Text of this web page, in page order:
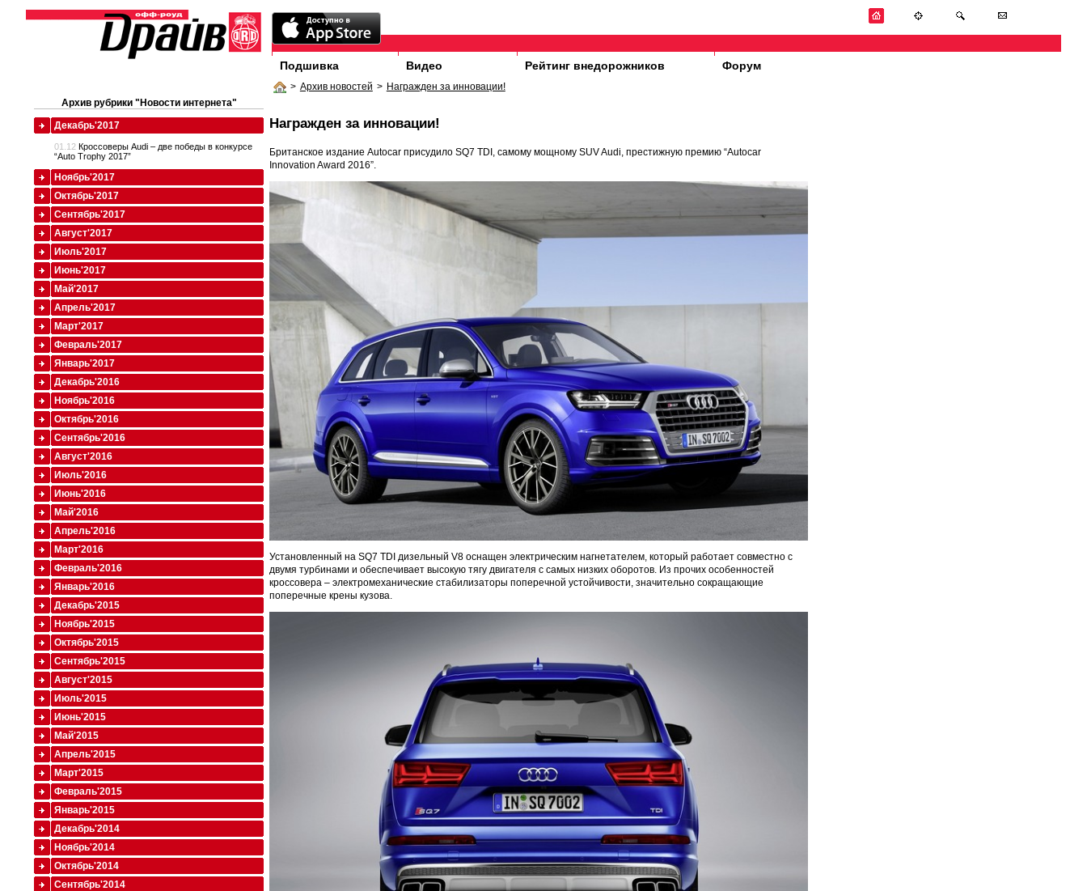
Подшивка Видео Рейтинг внедорожников Форум
> Архив новостей > Награжден за инновации!
Награжден за инновации!
Британское издание Autocar присудило SQ7 TDI, самому мощному SUV Audi, престижную премию “Autocar
Innovation Award 2016”.
Установленный на SQ7 TDI дизельный V8 оснащен электрическим нагнетателем, который работает совместно с
двумя турбинами и обеспечивает высокую тягу двигателя с самых низких оборотов. Из прочих особенностей
кроссовера – электромеханические стабилизаторы поперечной устойчивости, значительно сокращающие
поперечные крены кузова.
Архив рубрики "Новости интернета"
Декабрь'2017
01.12 Кроссоверы Audi – две победы в конкурсе
“Auto Trophy 2017”
Ноябрь'2017
Октябрь'2017
Сентябрь'2017
Август'2017
Июль'2017
Июнь'2017
Май'2017
Апрель'2017
Март'2017
Февраль'2017
Январь'2017
Декабрь'2016
Ноябрь'2016
Октябрь'2016
Сентябрь'2016
Август'2016
Июль'2016
Июнь'2016
Май'2016
Апрель'2016
Март'2016
Февраль'2016
Январь'2016
Декабрь'2015
Ноябрь'2015
Октябрь'2015
Сентябрь'2015
Август'2015
Июль'2015
Июнь'2015
Май'2015
Апрель'2015
Март'2015
Февраль'2015
Январь'2015
Декабрь'2014
Ноябрь'2014
Октябрь'2014
Сентябрь'2014